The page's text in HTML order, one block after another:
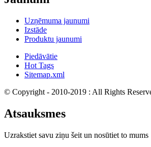
Uzņēmuma jaunumi
Izstāde
Produktu jaunumi
Piedāvātie
Hot Tags
Sitemap.xml
© Copyright - 2010-2019 : All Rights
Atsauksmes
Uzrakstiet savu ziņu šeit un nosūtiet to mums